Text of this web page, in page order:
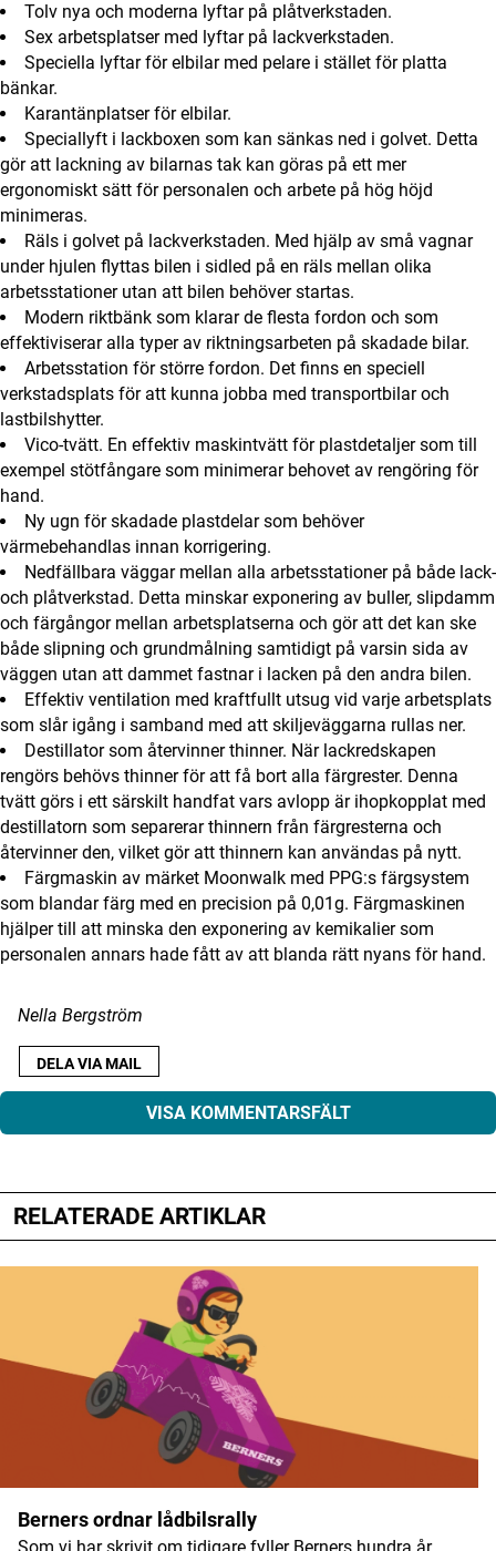
Tolv nya och moderna lyftar på plåtverkstaden.
Sex arbetsplatser med lyftar på lackverkstaden.
Speciella lyftar för elbilar med pelare i stället för platta
bänkar.
Karantänplatser för elbilar.
Speciallyft i lackboxen som kan sänkas ned i golvet. Detta
gör att lackning av bilarnas tak kan göras på ett mer
ergonomiskt sätt för personalen och arbete på hög höjd
minimeras.
Räls i golvet på lackverkstaden. Med hjälp av små vagnar
under hjulen flyttas bilen i sidled på en räls mellan olika
arbetsstationer utan att bilen behöver startas.
Modern riktbänk som klarar de flesta fordon och som
effektiviserar alla typer av riktningsarbeten på skadade bilar.
Arbetsstation för större fordon. Det finns en speciell
verkstadsplats för att kunna jobba med transportbilar och
lastbilshytter.
Vico-tvätt. En effektiv maskintvätt för plastdetaljer som till
exempel stötfångare som minimerar behovet av rengöring för
hand.
Ny ugn för skadade plastdelar som behöver
värmebehandlas innan korrigering.
Nedfällbara väggar mellan alla arbetsstationer på både lack-
och plåtverkstad. Detta minskar exponering av buller, slipdamm
och färgångor mellan arbetsplatserna och gör att det kan ske
både slipning och grundmålning samtidigt på varsin sida av
väggen utan att dammet fastnar i lacken på den andra bilen.
Effektiv ventilation med kraftfullt utsug vid varje arbetsplats
som slår igång i samband med att skiljeväggarna rullas ner.
Destillator som återvinner thinner. När lackredskapen
rengörs behövs thinner för att få bort alla färgrester. Denna
tvätt görs i ett särskilt handfat vars avlopp är ihopkopplat med
destillatorn som separerar thinnern från färgresterna och
återvinner den, vilket gör att thinnern kan användas på nytt.
Färgmaskin av märket Moonwalk med PPG:s färgsystem
som blandar färg med en precision på 0,01g. Färgmaskinen
hjälper till att minska den exponering av kemikalier som
personalen annars hade fått av att blanda rätt nyans för hand.
Nella Bergström
DELA VIA MAIL
VISA KOMMENTARSFÄLT
Din e-postadress kommer inte publiceras.
Obligatoriska fält är märkta*
Namn*
RELATERADE ARTIKLAR
Berners ordnar lådbilsrally